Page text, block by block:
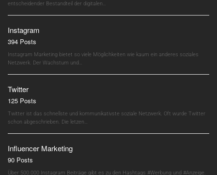
entscheidender Bestandteil der digitalen…
Instagram
394 Posts
Instagram Marketing bietet so viele Möglichkeiten wie kaum ein anderes soziales
Netzwerk. Der Wachstum und…
Twitter
125 Posts
Twitter ist das schnellste und kommunikativste soziale Netzwerk. Oft wurde Twitter
schon abgeschrieben. Die letzen…
Influencer Marketing
90 Posts
Über 500.000 Instagram Beiträge gibt es zu den Hashtags #Werbung und #Anzeige.